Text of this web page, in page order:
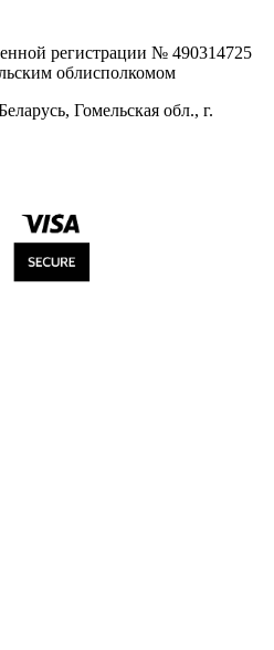
регистрации № 490314725
облисполкомом
Гомельская обл., г.